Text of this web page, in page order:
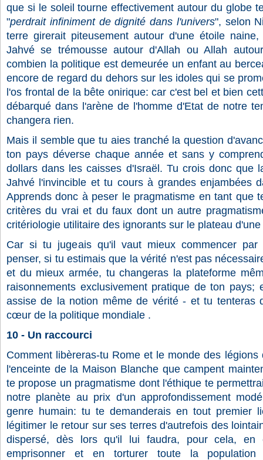
que si le soleil tourne effectivement autour du globe
"perdrait infiniment de dignité dans l'univers", selon
terre girerait piteusement autour d'une étoile
Jahvé se trémousse autour d'Allah ou Allah
combien la politique est demeurée un enfant au
encore de regard du dehors sur les idoles qui se
l'os frontal de la bête onirique: car c'est bel et bien
débarqué dans l'arène de l'homme d'Etat de notre
changera rien.
Mais il semble que tu aies tranché la question
ton pays déverse chaque année et sans y
dollars dans les caisses d'Israël. Tu crois donc que
Jahvé l'invincible et tu cours à grandes enjambées
Apprends donc à peser le pragmatisme en tant que
critères du vrai et du faux dont un autre
critériologie utilitaire des ignorants sur le plateau
Car si tu jugeais qu'il vaut mieux commencer par
penser, si tu estimais que la vérité n'est pas
et du mieux armée, tu changeras la plateforme
raisonnements exclusivement pratique de ton pays;
assise de la notion même de vérité - et tu tenteras
cœur de la politique mondiale .
10 - Un raccourci
Comment libèreras-tu Rome et le monde des
l'enceinte de la Maison Blanche que campent
te propose un pragmatisme dont l'éthique te
notre planète au prix d'un approfondissement
genre humain: tu te demanderais en tout premier
légitimer le retour sur ses terres d'autrefois des
dispersé, dès lors qu'il lui faudra, pour cela, en
emprisonner et en torturer toute la